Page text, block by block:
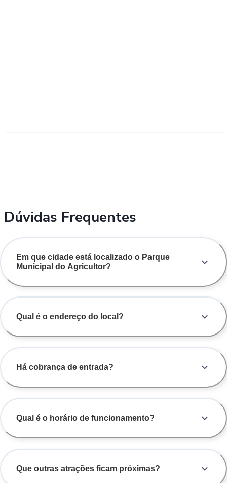
Dúvidas Frequentes
Em que cidade está localizado o Parque
Municipal do Agricultor?
Qual é o endereço do local?
Há cobrança de entrada?
Qual é o horário de funcionamento?
Que outras atrações ficam próximas?